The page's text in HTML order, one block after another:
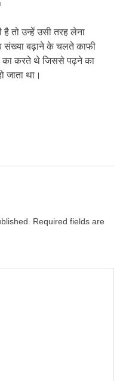
है तो उन्हें उसी तरह लेना
संख्या बढ़ाने के चलते काफी
का करते थे जिससे पढ़ने का
जाता था।
Required fields are